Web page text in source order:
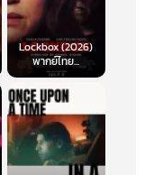
Lockbox (2026)
พากย์ไทย...